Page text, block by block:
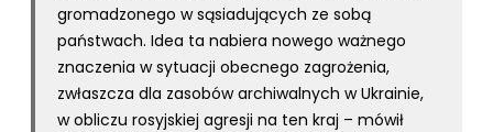
gromadzonego w sąsiadujących ze sobą
państwach. Idea ta nabiera nowego ważnego
znaczenia w sytuacji obecnego zagrożenia,
zwłaszcza dla zasobów archiwalnych w Ukrainie,
w obliczu rosyjskiej agresji na ten kraj – mówił